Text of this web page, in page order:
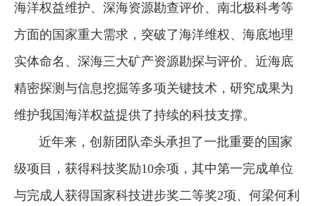
海洋权益维护、深海资源勘查评价、南北极科考等
方面的国家重大需求，突破了海洋维权、海底地理
实体命名、深海三大矿产资源勘探与评价、近海底
精密探测与信息挖掘等多项关键技术，研究成果为
维护我国海洋权益提供了持续的科技支撑。
近年来，创新团队牵头承担了一批重要的国家
级项目，获得科技奖励10余项，其中第一完成单位
与完成人获得国家科技进步奖二等奖2项、何梁何利